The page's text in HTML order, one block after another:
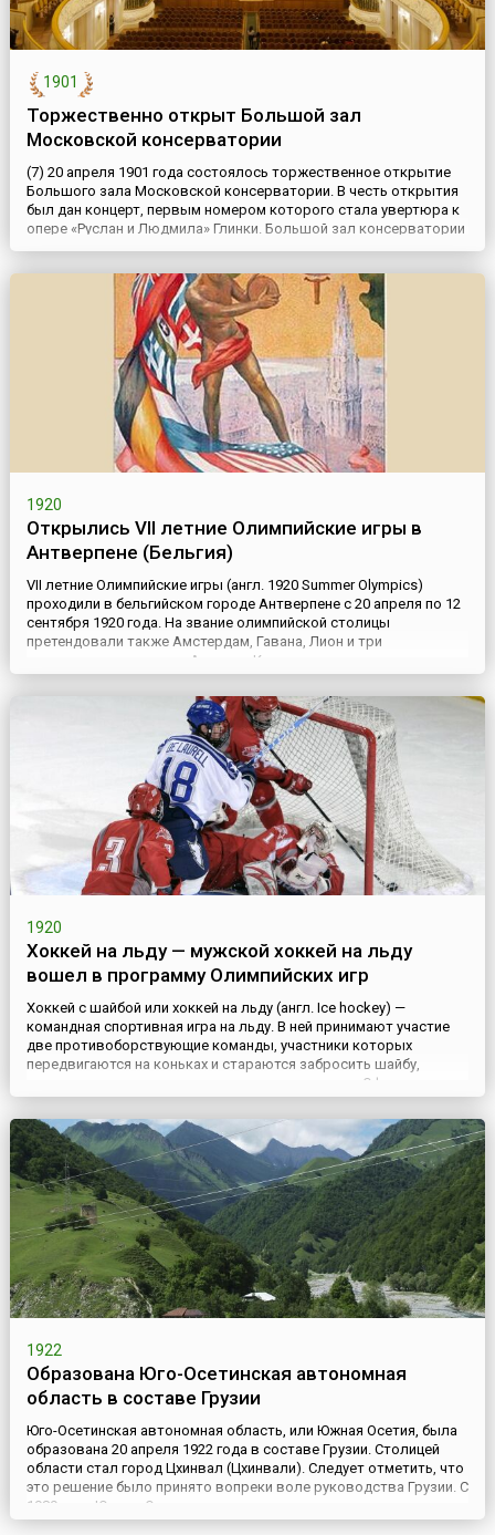
1901
Торжественно открыт Большой зал
Московской консерватории
(7) 20 апреля 1901 года состоялось торжественное открытие
Большого зала Московской консерватории. В честь открытия
был дан концерт, первым номером которого стала увертюра к
опере «Руслан и Людмила» Глинки. Большой зал консерватории
был построен вместе с новым зданием Московской
Загорского. Соавторами архитектора стали художник
Бондаревский...
1920
Открылись VII летние Олимпийские игры в
Антверпене (Бельгия)
VII летние Олимпийские игры (англ. 1920 Summer Olympics)
проходили в бельгийском городе Антверпене с 20 апреля по 12
сентября 1920 года. На звание олимпийской столицы
претендовали также Амстердам, Гавана, Лион и три
американских города – Атланта, Кливленд и
Филадельфия.Здесь стоит сказать, что VI летние Олимпийские
игры, запланированные Международным олимпийским
комитетом (МОК) к проведению в ...
1920
Хоккей на льду — мужской хоккей на льду
вошел в программу Олимпийских игр
Хоккей с шайбой или хоккей на льду (англ. Ice hockey) —
командная спортивная игра на льду. В ней принимают участие
две противоборствующие команды, участники которых
передвигаются на коньках и стараются забросить шайбу,
передаваемую клюшками, в ворота противника.Официально
родиной хоккея на льду считается Канада. Но есть версия, что
еще раньше с клюшками на лед вышли голландцы. Как бы то
ни...
1922
Образована Юго-Осетинская автономная
область в составе Грузии
Юго-Осетинская автономная область, или Южная Осетия, была
образована 20 апреля 1922 года в составе Грузии. Столицей
области стал город Цхинвал (Цхинвали). Следует отметить, что
это решение было принято вопреки воле руководства Грузии. С
1989 года Южная Осетия взяла курс на независимость от
Грузии. Однако Грузия была против, в итоге грузинские власти